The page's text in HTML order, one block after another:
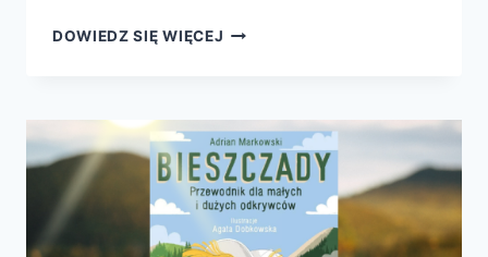
DOWIEDZ SIĘ WIĘCEJ WARSZAWA.
I
STARSZYCH
PODRÓŻNIKÓW